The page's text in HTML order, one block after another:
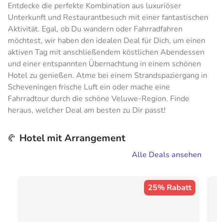
Entdecke die perfekte Kombination aus luxuriöser
Unterkunft und Restaurantbesuch mit einer fantastischen
Aktivität. Egal, ob Du wandern oder Fahrradfahren
möchtest, wir haben den idealen Deal für Dich, um einen
aktiven Tag mit anschließendem köstlichen Abendessen
und einer entspannten Übernachtung in einem schönen
Hotel zu genießen. Atme bei einem Strandspaziergang in
Scheveningen frische Luft ein oder mache eine
Fahrradtour durch die schöne Veluwe-Region. Finde
heraus, welcher Deal am besten zu Dir passt!
🥐 Hotel mit Arrangement
Alle Deals ansehen
25% Rabatt